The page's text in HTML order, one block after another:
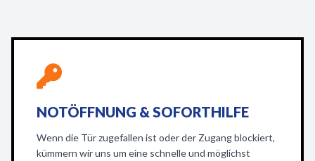
NOTÖFFNUNG & SOFORTHILFE
Wenn die Tür zugefallen ist oder der Zugang blockiert,
kümmern wir uns um eine schnelle und möglichst